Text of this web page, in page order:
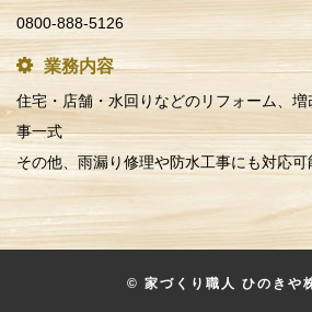
0800-888-5126
業務内容
住宅・店舗・水回りなどのリフォーム、
事一式
その他、雨漏り修理や防水工事にも対応可
© 家づくり職人 ひのきや